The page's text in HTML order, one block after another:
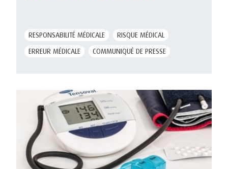
RESPONSABILITÉ MÉDICALE
RISQUE MÉDICAL
ERREUR MÉDICALE
COMMUNIQUÉ DE PRESSE